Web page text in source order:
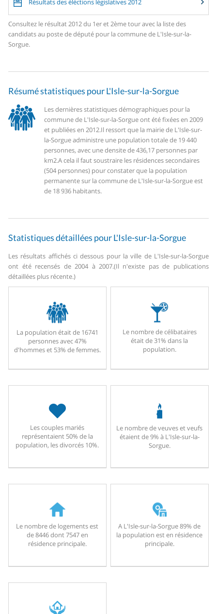
Résultats des éléctions législatives 2012
Consultez le résultat 2012 du 1er et 2ème tour avec la liste des
candidats au poste de député pour la commune de L'Isle-sur-la-
Sorgue.
Résumé statistiques pour L'Isle-sur-la-Sorgue
Les dernières statistiques démographiques pour la
commune de L'Isle-sur-la-Sorgue ont été fixées en 2009
et publiées en 2012.Il ressort que la mairie de L'Isle-sur-
la-Sorgue administre une population totale de 19 440
personnes, avec une densite de 436,17 personnes par
km2.A cela il faut soustraire les résidences secondaires
(504 personnes) pour constater que la population
permanente sur la commune de L'Isle-sur-la-Sorgue est
de 18 936 habitants.
Statistiques détaillées pour L'Isle-sur-la-Sorgue
Les résultats affichés ci dessous pour la ville de L'Isle-sur-la-Sorgue
ont été recensés de 2004 à 2007.(Il n'existe pas de publications
détaillées plus récente.)
La population était de 16741
personnes avec 47%
d'hommes et 53% de femmes.
Le nombre de célibataires
était de 31% dans la
population.
Les couples mariés
représentaient 50% de la
population, les divorcés 10%.
Le nombre de veuves et veufs
étaient de 9% à L'Isle-sur-la-
Sorgue.
Le nombre de logements est
de 8446 dont 7547 en
résidence principale.
A L'Isle-sur-la-Sorgue 89% de
la population est en résidence
principale.